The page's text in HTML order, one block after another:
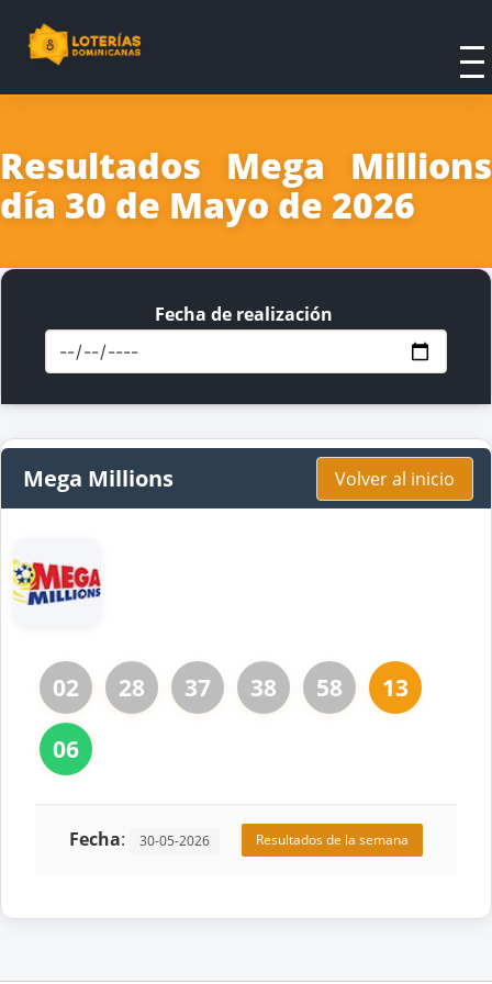
Resultados Mega Millions
día 30 de Mayo de 2026
Fecha de realización
Mega Millions Volver al inicio
02 28 37 38 58
13
06
Fecha: 30-05-2026 Resultados de la semana